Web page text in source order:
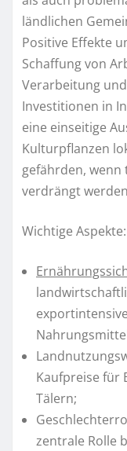
ländlichen
Positive Effekte
Schaffung von
Verarbeitung
Investitionen in
eine einseitige
Kulturpflanzen
gefährden,
verdrängt
Wichtige Aspekte:
Kaufpreise für
Tälern;
zentrale Rolle